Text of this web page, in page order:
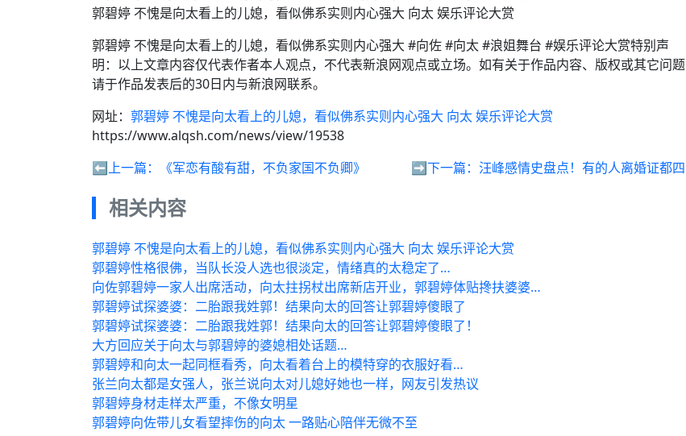
郭碧婷 不愧是向太看上的儿媳，看似佛系实则内心强大 向太 娱乐评论大赏
郭碧婷 不愧是向太看上的儿媳，看似佛系实则内心强大 #向佐 #向太 #浪姐舞台 #娱乐评论大赏特别声
明：以上文章内容仅代表作者本人观点，不代表新浪网观点或立场。如有关于作品内容、版权或其它问题
请于作品发表后的30日内与新浪网联系。
网址： 郭碧婷 不愧是向太看上的儿媳，看似佛系实则内心强大 向太 娱乐评论大赏
https://www.alqsh.com/news/view/19538
⬅️上一篇：
《军恋有酸有甜，不负家国不负卿》 ➡️下一篇： 汪峰感情史盘点！有的人离婚证都四
相关内容
郭碧婷 不愧是向太看上的儿媳，看似佛系实则内心强大 向太 娱乐评论大赏
郭碧婷性格很佛，当队长没人选也很淡定，情绪真的太稳定了…
向佐郭碧婷一家人出席活动，向太拄拐杖出席新店开业，郭碧婷体贴搀扶婆婆…
郭碧婷试探婆婆：二胎跟我姓郭！结果向太的回答让郭碧婷傻眼了
郭碧婷试探婆婆：二胎跟我姓郭！结果向太的回答让郭碧婷傻眼了！
大方回应关于向太与郭碧婷的婆媳相处话题…
郭碧婷和向太一起同框看秀，向太看着台上的模特穿的衣服好看…
张兰向太都是女强人，张兰说向太对儿媳好她也一样，网友引发热议
郭碧婷身材走样太严重，不像女明星
郭碧婷向佐带儿女看望摔伤的向太 一路贴心陪伴无微不至